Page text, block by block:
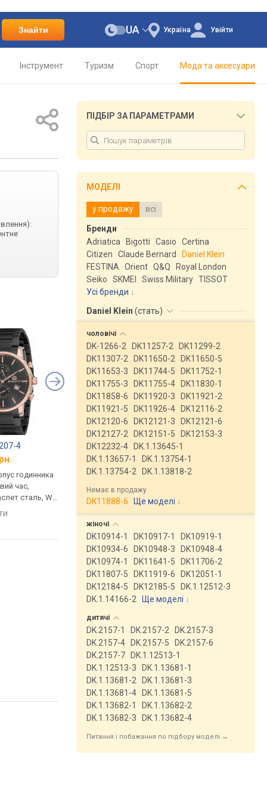
Знайти Україна
UA Увійти
Інструмент Туризм Спорт Мода та аксесуари
4
годинника
час,
сталь, WR
Bigotti BG.1.10002-5
від 2 471 грн.
кварцові, корпус годинника
латунь, світовий час,
ремінець: браслет сталь, WR
від 2 673 грн.
кварцові, корпус
ПІДБІР ЗА ПАРАМЕТРАМИ
МОДЕЛІ
у продажу всі
Бренди
Adriatica
Bigotti Casio
Certina
Citizen
Claude Bernard
Daniel Klein
FESTINA
Orient Q&Q
Royal London
Seiko
SKMEI Swiss Military TISSOT
Усі бренди
Daniel Klein (стать)
чоловічі
DK-1266-2 DK11257-2
DK11299-2
DK11307-2
DK11650-2
DK11650-5
DK11653-3
DK11744-5
DK11752-1
DK11755-3
DK11755-4
DK11830-1
DK11858-6
DK11920-3
DK11921-2
DK11921-5
DK11926-4
DK12116-2
DK12120-6
DK12121-3
DK12121-6
DK12127-2
DK12151-5
DK12153-3
DK12232-4
DK.1.13645-1
DK.1.13657-1
DK.1.13754-1
DK.1.13754-2
DK.1.13818-2
Немає в продажу
DK11888-6 Ще моделі ↓
жіночі
DK10914-1 DK10917-1
DK10919-1
DK10934-6
DK10948-3
DK10948-4
DK10974-1
DK11641-5
DK11706-2
DK11807-5
DK11919-6
DK12051-1
DK12184-5
DK12185-5
DK.1.12512-3
DK.1.14166-2
Ще моделі ↓
дитячі
DK.2157-1 DK.2157-2
DK.2157-3
DK.2157-4
DK.2157-5
DK.2157-6
DK.2157-7
DK.1.12513-1
DK.1.12513-3
DK.1.13681-1
DK.1.13681-2
DK.1.13681-3
DK.1.13681-4
DK.1.13681-5
DK.1.13682-1
DK.1.13682-2
DK.1.13682-3
DK.1.13682-4
Питання і побажання по підбору моделі →